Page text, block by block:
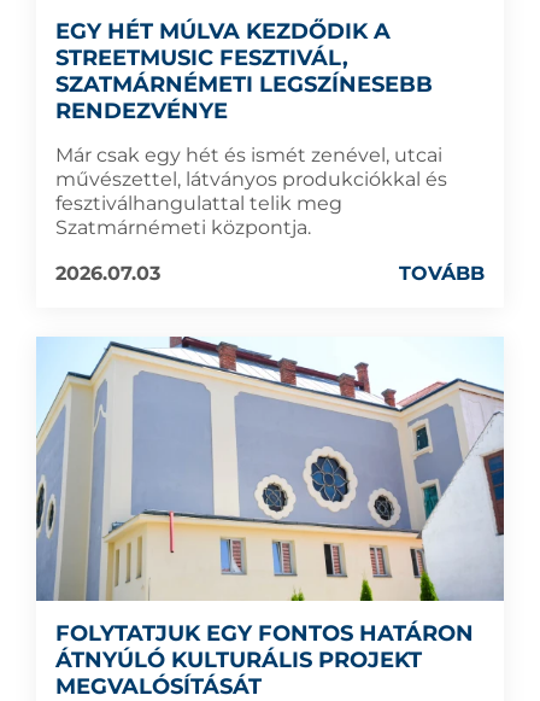
EGY HÉT MÚLVA KEZDŐDIK A
STREETMUSIC FESZTIVÁL,
SZATMÁRNÉMETI LEGSZÍNESEBB
RENDEZVÉNYE
Már csak egy hét és ismét zenével, utcai
művészettel, látványos produkciókkal és
fesztiválhangulattal telik meg
Szatmárnémeti központja.
2026.07.03
TOVÁBB
FOLYTATJUK EGY FONTOS HATÁRON
ÁTNYÚLÓ KULTURÁLIS PROJEKT
MEGVALÓSÍTÁSÁT